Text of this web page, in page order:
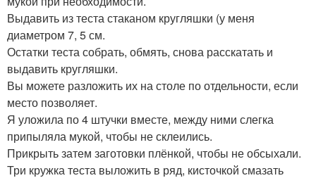
Выдавить из теста стаканом кругляшки (у меня
диаметром 7, 5 см.
Остатки теста собрать, обмять, снова расскатать и
выдавить кругляшки.
Вы можете разложить их на столе по отдельности, если
место позволяет.
Я уложила по 4 штучки вместе, между ними слегка
припыляла мукой, чтобы не склеились.
Прикрыть затем заготовки плёнкой, чтобы не обсыхали.
Три кружка теста выложить в ряд, кисточкой смазать